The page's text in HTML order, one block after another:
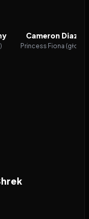
Cameron Diaz
Princess Fiona (głos)